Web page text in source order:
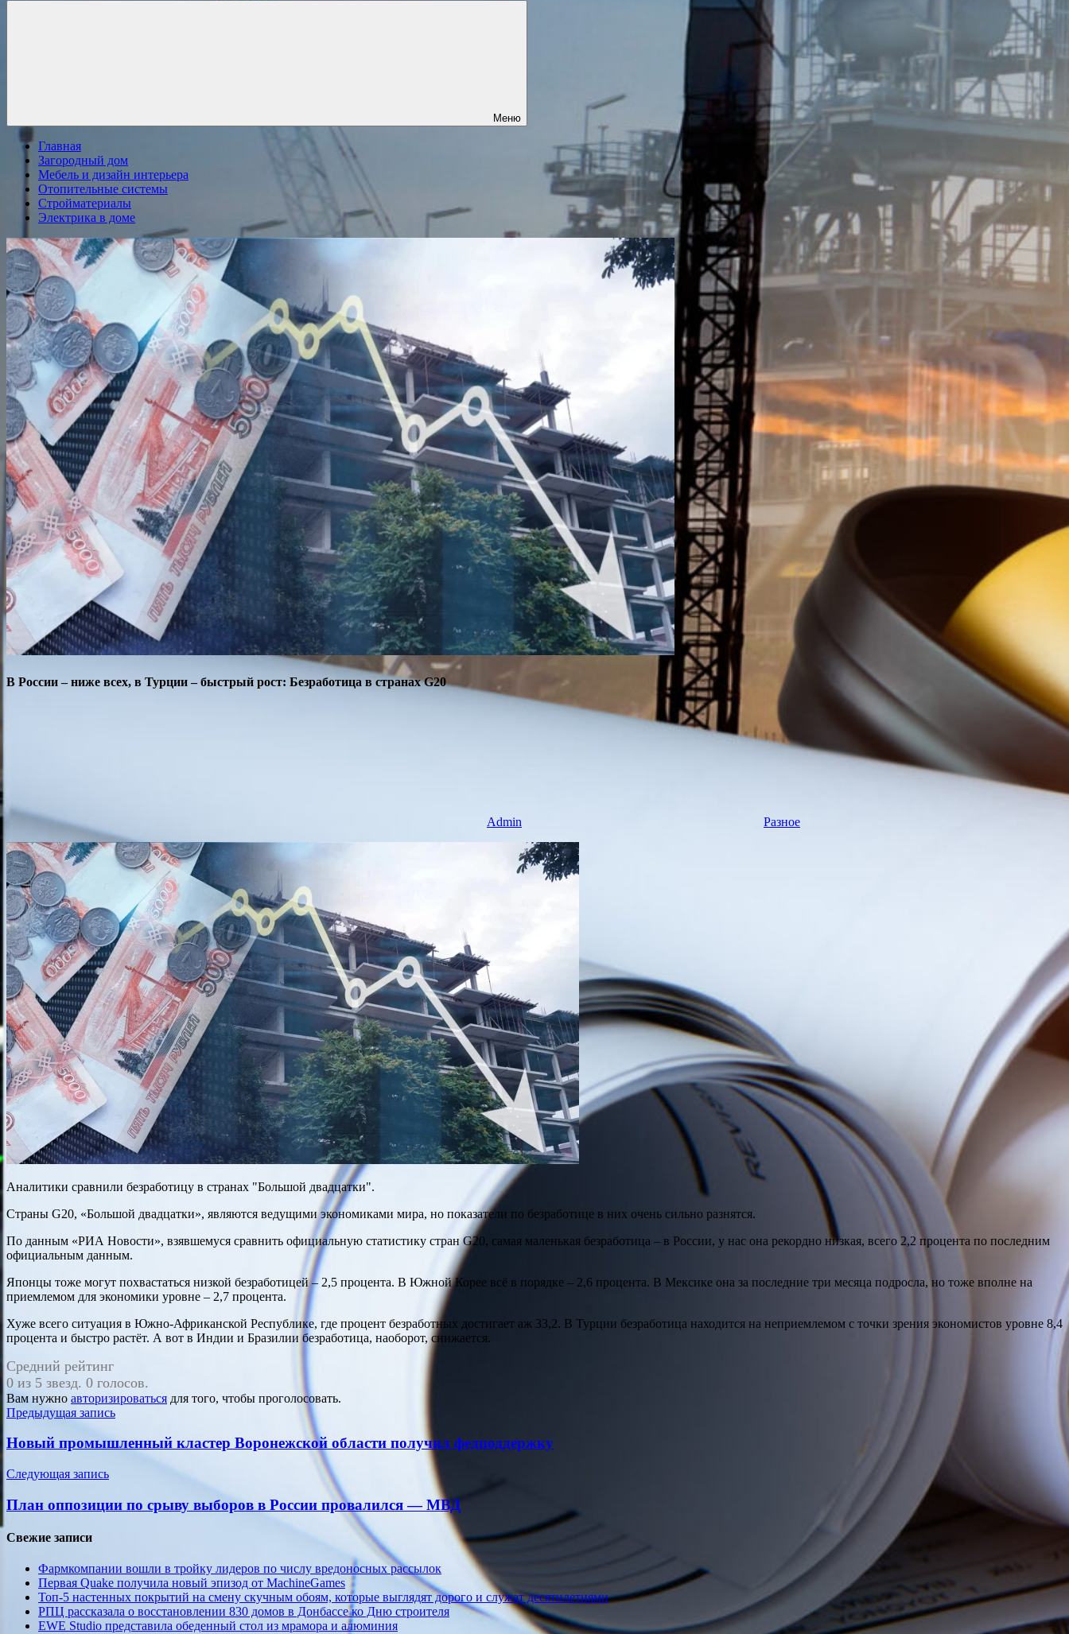
Меню
Главная
Загородный дом
Мебель и дизайн интерьера
Отопительные системы
Стройматериалы
Электрика в доме
В России – ниже всех, в Турции – быстрый рост: Безработица в странах G20
Admin Разное
Аналитики сравнили безработицу в странах "Большой двадцатки".
Страны G20, «Большой двадцатки», являются ведущими экономиками мира, но показатели по безработице в них очень сильно разнятся.
По данным «РИА Новости», взявшемуся сравнить официальную статистику стран G20, самая маленькая безработица – в России, у нас она рекордно низкая, всего 2,2 процента по последним
официальным данным.
Японцы тоже могут похвастаться низкой безработицей – 2,5 процента. В Южной Корее всё в порядке – 2,6 процента. В Мексике она за последние три месяца подросла, но тоже вполне на
приемлемом для экономики уровне – 2,7 процента.
Хуже всего ситуация в Южно-Африканской Республике, где процент безработных достигает аж 33,2. В Турции безработица находится на неприемлемом с точки зрения экономистов уровне 8,4
процента и быстро растёт. А вот в Индии и Бразилии безработица, наоборот, снижается.
Средний рейтинг
0 из 5 звезд. 0 голосов.
Вам нужно авторизироваться для того, чтобы проголосовать.
Навигация
по
записям
Предыдущая запись
Новый промышленный кластер Воронежской области получил федподдержку
Следующая запись
План оппозиции по срыву выборов в России провалился — МВД
Свежие записи
Фармкомпании вошли в тройку лидеров по числу вредоносных рассылок
Первая Quake получила новый эпизод от MachineGames
Топ-5 настенных покрытий на смену скучным обоям, которые выглядят дорого и служат десятилетиями
РПЦ рассказала о восстановлении 830 домов в Донбассе ко Дню строителя
EWE Studio представила обеденный стол из мрамора и алюминия